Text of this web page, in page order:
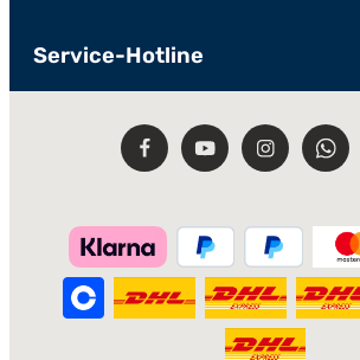
Service-Hotline